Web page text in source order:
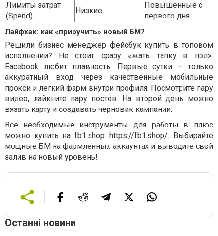
Лимиты затрат
(Spend)
Низкие
Повышенные с
первого дня
Лайфхак: как «приручить» новый БМ?
Решили бизнес менеджер фейсбук купить в топовом
исполнении? Не стоит сразу «жать тапку в пол».
Facebook любит плавность. Первые сутки – только
аккуратный вход через качественные мобильные
прокси и легкий фарм внутри профиля. Посмотрите пару
видео, лайкните пару постов. На второй день можно
вязать карту и создавать черновик кампании.
Все необходимые инструменты для работы в плюс
можно купить на fb1.shop: https://fb1.shop/. Выбирайте
мощные БМ на фармленных аккаунтах и выводите свой
залив на новый уровень!
Останні новини